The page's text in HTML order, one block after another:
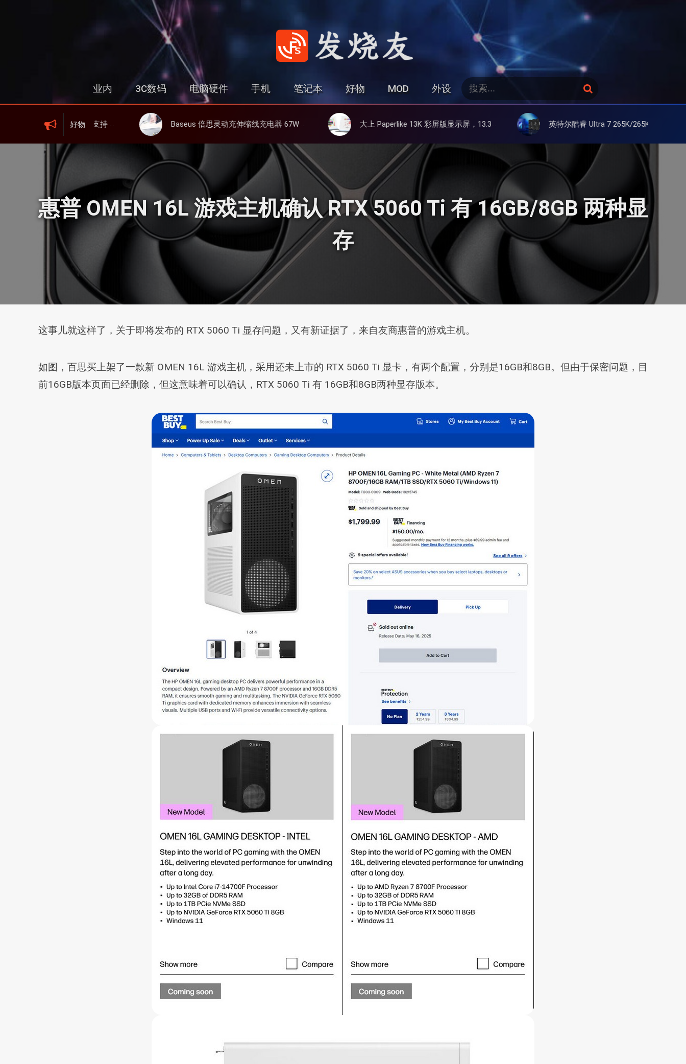
发烧友
业内 3C数码 电脑硬件 手机 笔记本 好物 MOD 外设
搜
索
：
搜
好物
、6000mAh 电池、峰值下行2.0Gbps Baseus 倍思灵动充伸缩线充电器 67W 3C，超耐用可伸缩线、氮化镓、3C多设备同时充 大上 Paperlike 13K 彩屏版显示屏，13.3英寸高刷彩色墨水屏 英特尔酷睿 Ultra 7 265K/265KF 官降100美元促销，快和酷睿 Ultra 5 差不多了
惠普 OMEN 16L 游戏主机确认 RTX 5060 Ti 有 16GB/8GB 两种显
存
这事儿就这样了，关于即将发布的 RTX 5060 Ti 显存问题，又有新证据了，来自友商惠普的游戏主机。
如图，百思买上架了一款新 OMEN 16L 游戏主机，采用还未上市的 RTX 5060 Ti 显卡，有两个配置，分别是16GB和8GB。但由于保密问题，目
前16GB版本页面已经删除，但这意味着可以确认，RTX 5060 Ti 有 16GB和8GB两种显存版本。